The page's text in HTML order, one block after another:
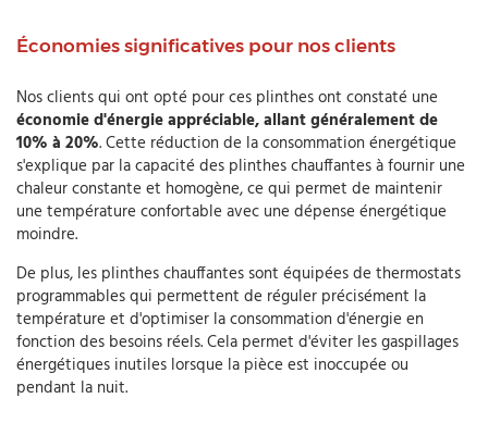
Économies significatives pour nos clients
Nos clients qui ont opté pour ces plinthes ont constaté une
économie d'énergie appréciable, allant généralement de
10% à 20%. Cette réduction de la consommation énergétique
s'explique par la capacité des plinthes chauffantes à fournir une
chaleur constante et homogène, ce qui permet de maintenir
une température confortable avec une dépense énergétique
moindre.
De plus, les plinthes chauffantes sont équipées de thermostats
programmables qui permettent de réguler précisément la
température et d'optimiser la consommation d'énergie en
fonction des besoins réels. Cela permet d'éviter les gaspillages
énergétiques inutiles lorsque la pièce est inoccupée ou
pendant la nuit.